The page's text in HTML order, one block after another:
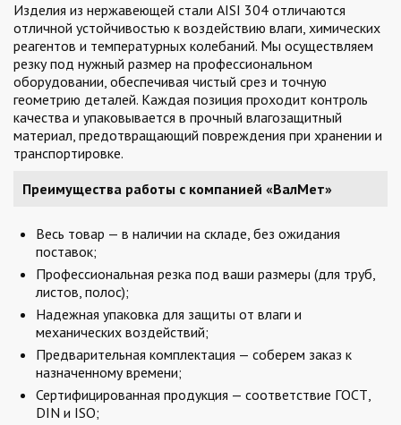
Изделия из нержавеющей стали AISI 304 отличаются
отличной устойчивостью к воздействию влаги, химических
реагентов и температурных колебаний. Мы осуществляем
резку под нужный размер на профессиональном
оборудовании, обеспечивая чистый срез и точную
геометрию деталей. Каждая позиция проходит контроль
качества и упаковывается в прочный влагозащитный
материал, предотвращающий повреждения при хранении и
транспортировке.
Преимущества работы с компанией «ВалМет»
Весь товар — в наличии на складе, без ожидания
поставок;
Профессиональная резка под ваши размеры (для труб,
листов, полос);
Надежная упаковка для защиты от влаги и
механических воздействий;
Предварительная комплектация — соберем заказ к
назначенному времени;
Сертифицированная продукция — соответствие ГОСТ,
DIN и ISO;